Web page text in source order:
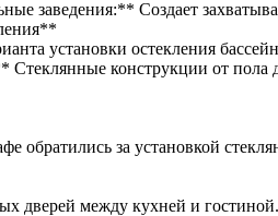
заведения:** Создает
установки остекления
конструкции от пола
обратились за установкой
дверей между кухней и